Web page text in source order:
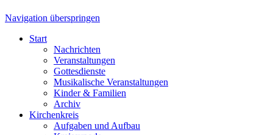
Navigation überspringen
Start
Nachrichten
Veranstaltungen
Gottesdienste
Musikalische Veranstaltungen
Kinder & Familien
Archiv
Kirchenkreis
Aufgaben und Aufbau